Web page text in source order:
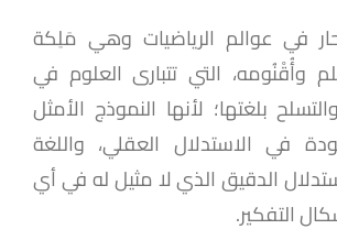
في عوالم الرياضيات وهي مَلِكة
وأُقْنُومه، التي تتبارى العلوم في
بلغتها؛ لأنها النموذج الأمثل
في الاستدلال العقلي، واللغة
الدقيق الذي لا مثيل له في أي
التفكير.